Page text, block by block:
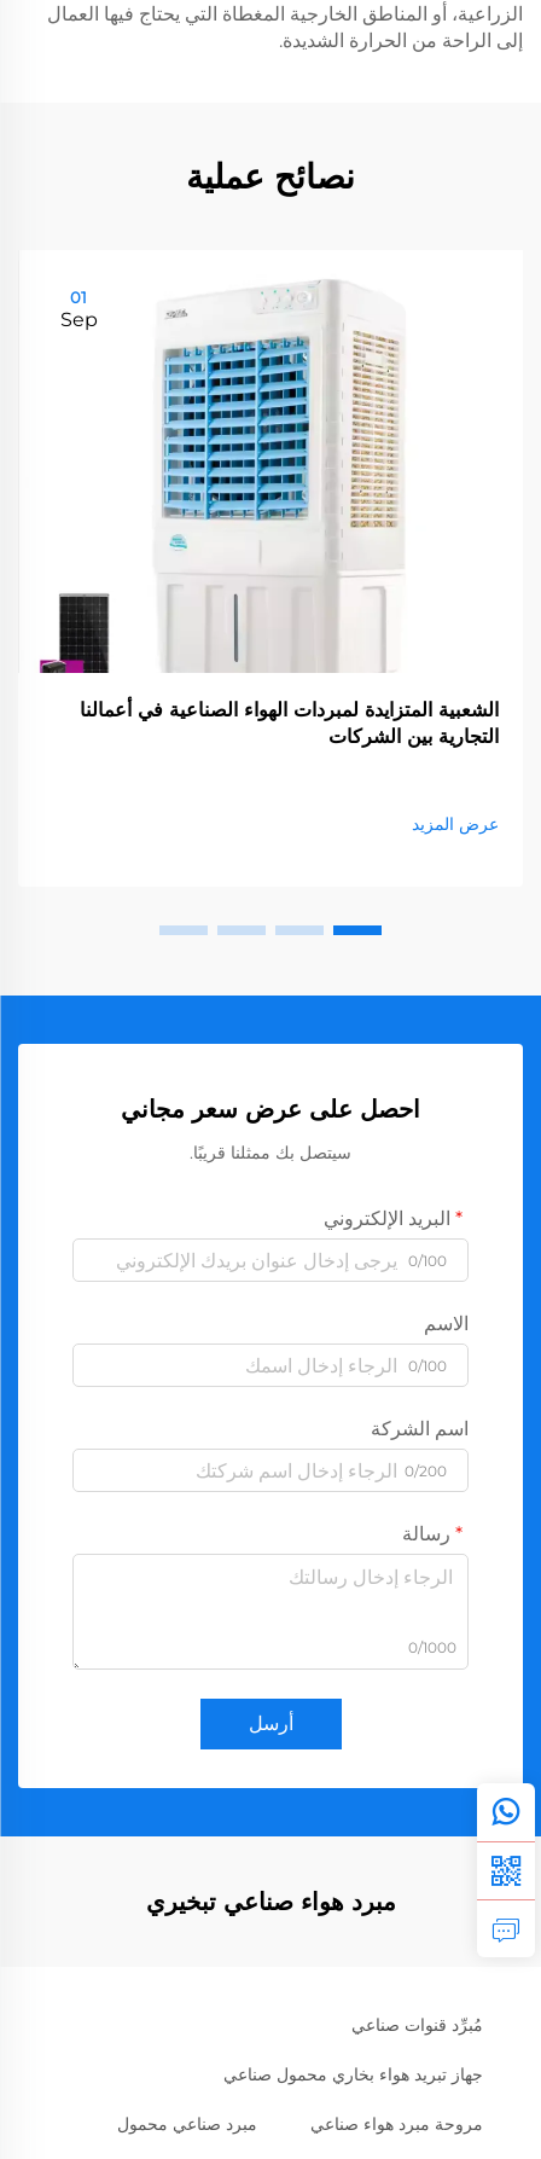
الزراعية، أو المناطق الخارجية المغطاة التي يحتاج فيها العمال
إلى الراحة من الحرارة الشديدة.
نصائح عملية
01
Sep
الشعبية المتزايدة لمبردات الهواء الصناعية في أعمالنا
التجارية بين الشركات
عرض المزيد
احصل على عرض سعر مجاني
سيتصل بك ممثلنا قريبًا.
البريد الإلكتروني
0/100
الاسم
0/100
اسم الشركة
0/200
رسالة
0/1000
أرسل
مبرد هواء صناعي تبخيري
مُبرِّد قنوات صناعي
جهاز تبريد هواء بخاري محمول صناعي
مروحة مبرد هواء صناعي مبرد صناعي محمول